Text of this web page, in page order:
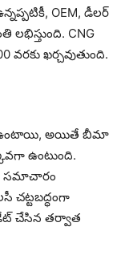
OEM, డీలర్
CNG
వరకు ఖర్చవుతుంది.
ఉంటాయి, అయితే బీమా
ఉంటుంది.
స‌మాచారం
చట్టబద్ధంగా
చేసిన తర్వాత